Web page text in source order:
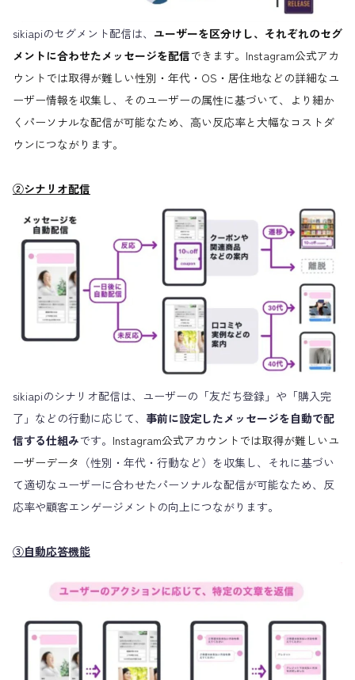
sikiapiのセグメント配信は、 ユーザーを区分けし、それぞれのセグ
メントに合わせたメッセージを配信できます。Instagram公式アカ
ウントでは取得が難しい性別・年代・OS・居住地などの詳細なユ
ーザー情報を収集し、そのユーザーの属性に基づいて、より細か
くパーソナルな配信が可能なため、高い反応率と大幅なコストダ
ウンにつながります。
②シナリオ配信
sikiapiのシナリオ配信は、ユーザーの「友だち登録」や「購入完
了」などの行動に応じて、 事前に設定したメッセージを自動で配
信する仕組みです。 Instagram公式アカウントでは取得が難しいユ
ーザーデータ （性別・年代・行動など）を収集し、それに基づい
て適切なユーザーに合わせたパーソナルな配信が可能なため、反
応率や顧客エンゲージメントの向上につながります。
③自動応答機能